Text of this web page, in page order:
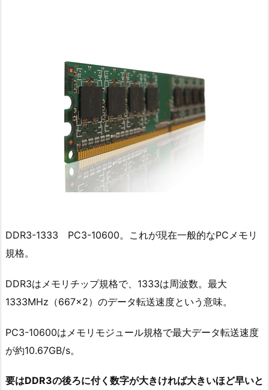
DDR3-1333 PC3-10600。これが現在一般的なPCメモリ
規格。
DDR3はメモリチップ規格で、1333は周波数。最大
1333MHz（667×2）のデータ転送速度という意味。
PC3-10600はメモリモジュール規格で最大データ転送速度
が約10.67GB/s。
要はDDR3の後ろに付く数字が大きければ大きいほど早いと